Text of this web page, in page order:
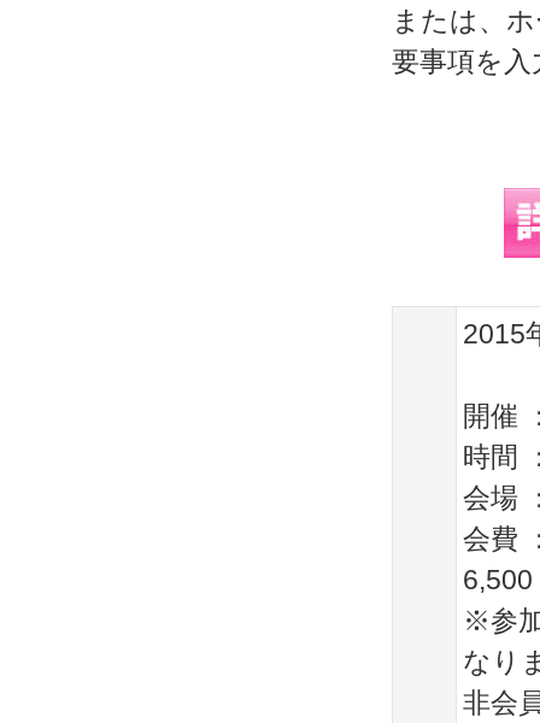
または、
要事項を
2015
開催
時間
会場
会費
6,500
※参
なり
非会